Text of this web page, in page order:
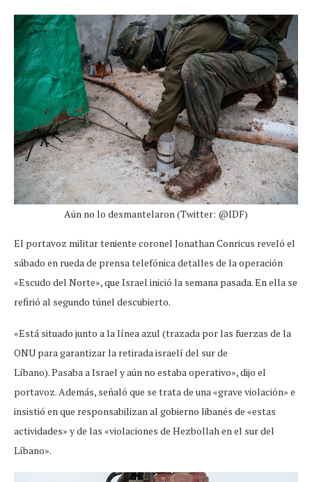
Aún no lo desmantelaron (Twitter: @IDF)
El portavoz militar teniente coronel Jonathan Conricus reveló el
sábado en rueda de prensa telefónica detalles de la operación
«Escudo del Norte», que Israel inició la semana pasada. En ella se
refirió al segundo túnel descubierto.
«Está situado junto a la línea azul (trazada por las fuerzas de la
ONU para garantizar la retirada israelí del sur de
Líbano). Pasaba a Israel y aún no estaba operativo», dijo el
portavoz. Además, señaló que se trata de una «grave violación» e
insistió en que responsabilizan al gobierno libanés de «estas
actividades» y de las «violaciones de Hezbollah en el sur del
Líbano».